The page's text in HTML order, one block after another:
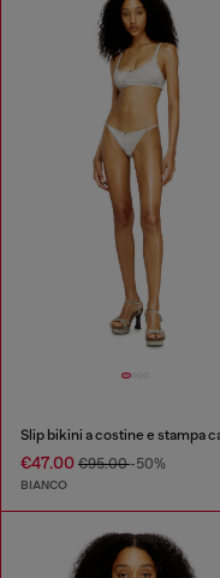
€47.00 €95.00-50%
BIANCO